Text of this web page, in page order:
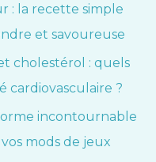
: la recette simple
et savoureuse
cholestérol : quels
cardiovasculaire ?
incontournable
mods de jeux